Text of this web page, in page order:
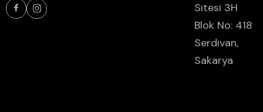
Sitesi 3H
Blok No: 418
Serdivan,
Sakarya